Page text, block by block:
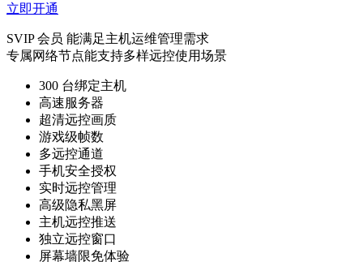
立即开通
SVIP 会员 能满足主机运维管理需求
专属网络节点能支持多样远控使用场景
300 台绑定主机
高速服务器
超清远控画质
游戏级帧数
多远控通道
手机安全授权
实时远控管理
高级隐私黑屏
主机远控推送
独立远控窗口
屏幕墙限免体验